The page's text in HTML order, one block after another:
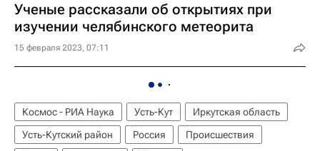
Ученые рассказали об открытиях при
изучении челябинского метеорита
15 февраля 2023, 07:11
Космос - РИА Наука Усть-Кут
Иркутская область
Усть-Кутский район
Россия
Происшествия